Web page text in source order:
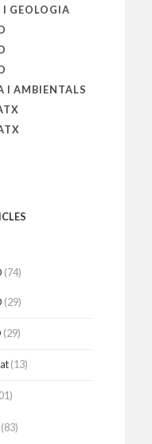
GEOLOGIA
I AMBIENTALS
(74)
(29)
(29)
(13)
(83)